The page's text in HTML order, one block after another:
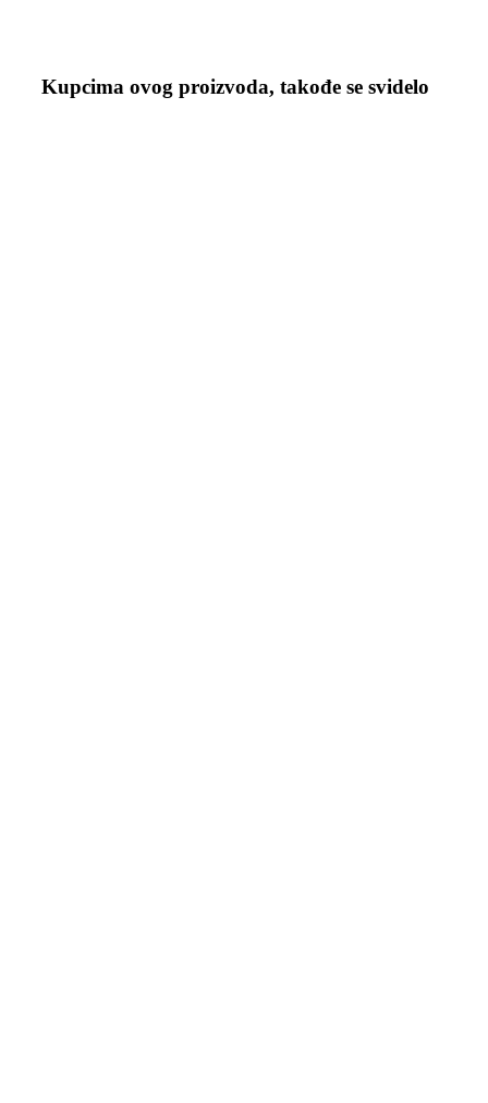
Kupcima ovog proizvoda, takođe se svidelo